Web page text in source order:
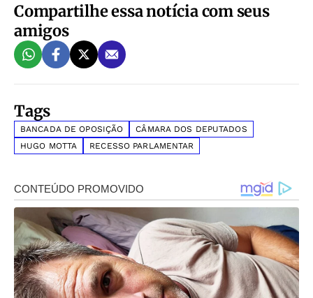
Compartilhe essa notícia com seus
amigos
Tags
BANCADA DE OPOSIÇÃO
CÂMARA DOS DEPUTADOS
HUGO MOTTA
RECESSO PARLAMENTAR